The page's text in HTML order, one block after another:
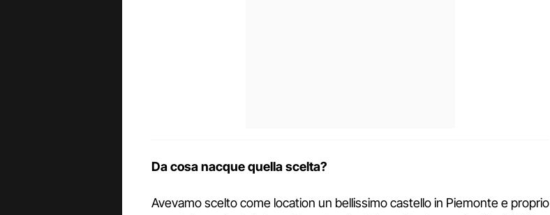
Da cosa nacque quella scelta?
Avevamo scelto come location un bellissimo castello in Piemonte e proprio